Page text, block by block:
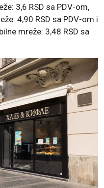
3,6 RSD sa PDV-om,
4,90 RSD sa PDV-om i
mreže: 3,48 RSD sa